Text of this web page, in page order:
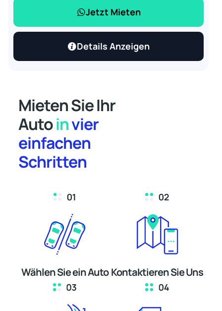
Jetzt Mieten
Details Anzeigen
Mieten Sie Ihr
Autoinvier
einfachen
Schritten
Wählen Sie ein Auto Kontaktieren Sie Uns